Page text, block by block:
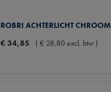
ROBRI ACHTERLICHT CHROOM
€ 34,85 ( € 28,80excl. btw )